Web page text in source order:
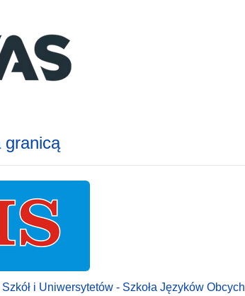
granicą
i Uniwersytetów - Szkoła Języków Obcych